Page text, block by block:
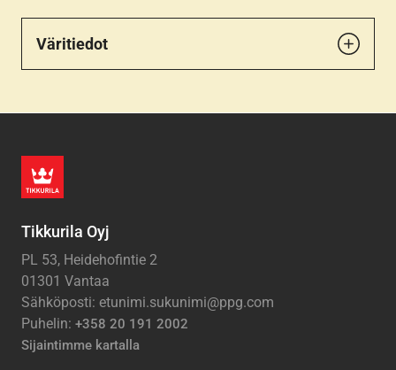
Väritiedot
Tikkurila Oyj
PL 53, Heidehofintie 2
01301 Vantaa
Sähköposti: etunimi.sukunimi@ppg.com
Puhelin: +358 20 191 2002
Sijaintimme kartalla